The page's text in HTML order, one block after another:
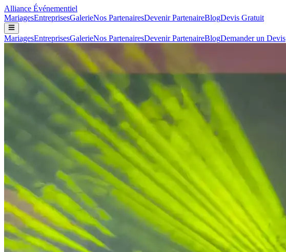
Alliance Événementiel
MariagesEntreprisesGalerieNos PartenairesDevenir PartenaireBlogDevis Gratuit
MariagesEntreprisesGalerieNos PartenairesDevenir PartenaireBlogDemander un Devis